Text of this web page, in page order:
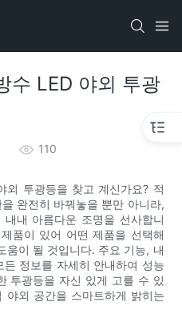
수 LED 야외 투광
110
외 투광등을 찾고 계신가요? 적
완전히 바꿔놓을 뿐만 아니라,
내 아름다운 조명을 선사합니
품이 있어 어떤 제품을 선택해
움이 될 것입니다. 주요 기능, 내
정보를 자세히 안내하여 성능
투광등을 자신 있게 고를 수 있
야외 공간을 스마트하게 밝히는